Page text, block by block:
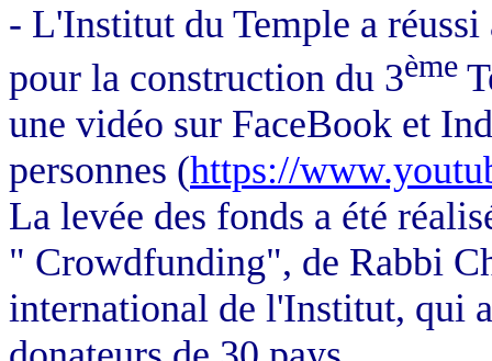
- L'Institut du Temple a
pour la construction du 3ème
une vidéo sur FaceBook et
personnes (https://
La levée des fonds a été
" Crowdfunding", de Rabbi
international de l'Institut, qui